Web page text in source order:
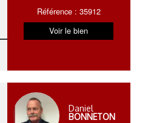
Référence : 35912
Voir le bien
Daniel
BONNETON